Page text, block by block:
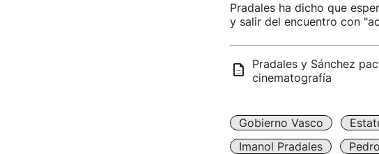
Pradales ha dicho que
y salir del encuentro con
Pradales y Sánchez
cinematografía
Gobierno Vasco
Imanol Pradales